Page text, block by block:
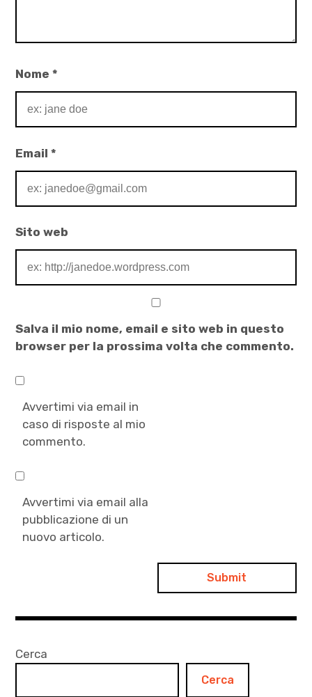
Nome*
Email*
Sito web
Salva il mio nome, email e sito web in questo
browser per la prossima volta che commento.
Avvertimi via email in
caso di risposte al mio
commento.
Avvertimi via email alla
pubblicazione di un
nuovo articolo.
Cerca
Cerca